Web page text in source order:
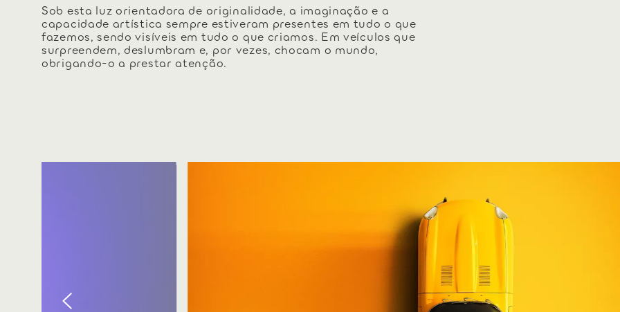
Sob esta luz orientadora de originalidade, a imaginação e a
capacidade artística sempre estiveram presentes em tudo o que
fazemos, sendo visíveis em tudo o que criamos. Em veículos que
surpreendem, deslumbram e, por vezes, chocam o mundo,
obrigando-o a prestar atenção.